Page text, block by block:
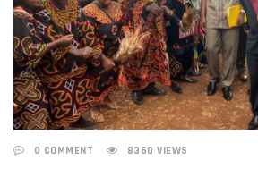
0 COMMENT 8360 VIEWS